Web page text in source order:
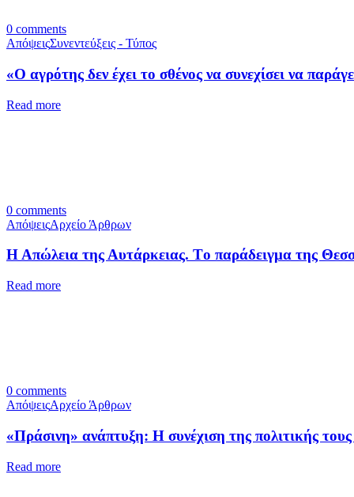
0 comments
ΑπόψειςΣυνεντεύξεις - Τύπος
«Ο αγρότης δεν έχει το σθένος να συνεχίσει να
Read more
0 comments
ΑπόψειςΑρχείο Άρθρων
Η Απώλεια της Αυτάρκειας. Tο παράδειγμα της
Read more
0 comments
ΑπόψειςΑρχείο Άρθρων
«Πράσινη» ανάπτυξη: Η συνέχιση της πολιτικής
Read more